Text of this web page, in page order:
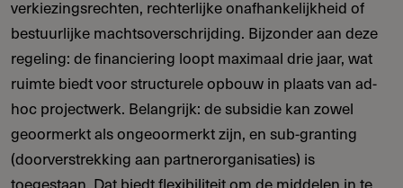
verkiezingsrechten, rechterlijke onafhankelijkheid of
bestuurlijke machtsoverschrijding. Bijzonder aan deze
regeling: de financiering loopt maximaal drie jaar, wat
ruimte biedt voor structurele opbouw in plaats van ad-
hoc projectwerk. Belangrijk: de subsidie kan zowel
geoormerkt als ongeoormerkt zijn, en sub-granting
(doorverstrekking aan partnerorganisaties) is